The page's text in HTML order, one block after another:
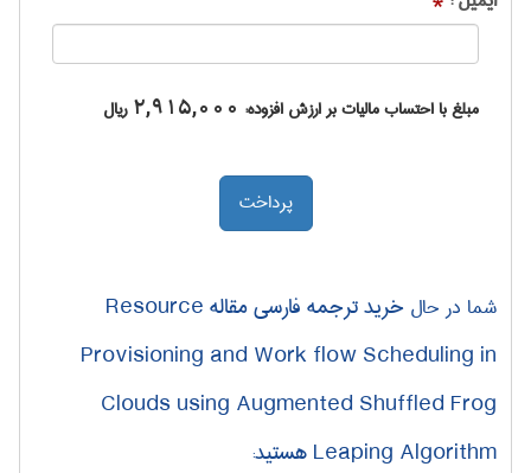
مبلغ با احتساب مالیات بر ارزش افزوده: 2,915,000 ریال
شما در حال
خرید ترجمه فارسی مقاله Resource
Provisioning and Work flow Scheduling in
Clouds using Augmented Shuffled Frog
Leaping Algorithm هستید
: